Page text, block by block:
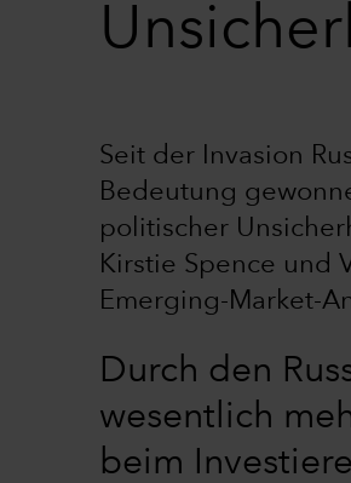
Seit der Invasion
Bedeutung
politischer
Kirstie Spence und
Emerging-Market-
Durch den
wesentlich
beim